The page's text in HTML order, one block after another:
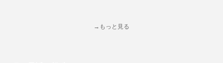
→もっと見る